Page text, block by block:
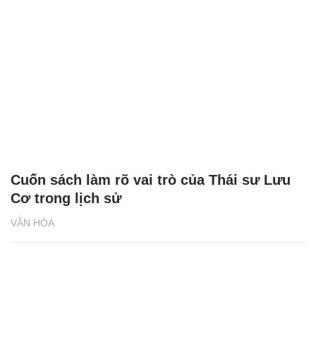
VĂN HÓA
Cuốn sách làm rõ vai trò của Thái sư Lưu
Cơ trong lịch sử